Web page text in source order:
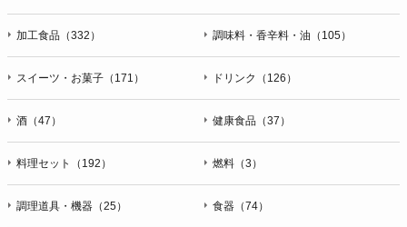
加工食品（332） 調味料・香辛料・油（105）
スイーツ・お菓子（171） ドリンク（126）
酒（47） 健康食品（37）
料理セット（192） 燃料（3）
調理道具・機器（25） 食器（74）